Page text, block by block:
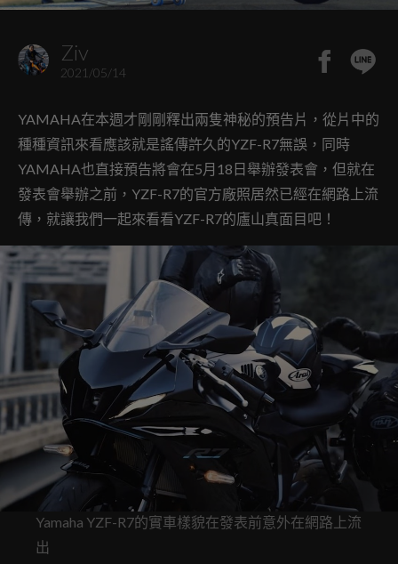
Ziv
2021/05/14
YAMAHA在本週才剛剛釋出兩隻神秘的預告片，從片中的
種種資訊來看應該就是謠傳許久的YZF-R7無誤，同時
YAMAHA也直接預告將會在5月18日舉辦發表會，但就在
發表會舉辦之前，YZF-R7的官方廠照居然已經在網路上流
傳，就讓我們一起來看看YZF-R7的廬山真面目吧！
Yamaha YZF-R7的實車樣貌在發表前意外在網路上流
出